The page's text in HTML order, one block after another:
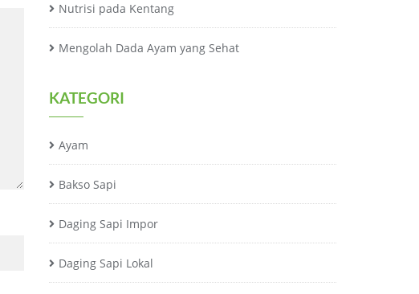
Nutrisi pada Kentang
Mengolah Dada Ayam yang Sehat
KATEGORI
Ayam
Bakso Sapi
Daging Sapi Impor
Daging Sapi Lokal